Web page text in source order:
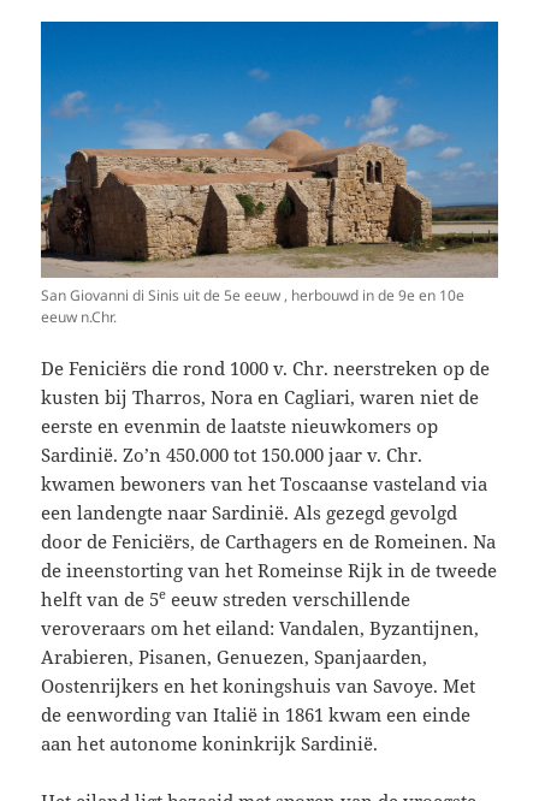
San Giovanni di Sinis uit de 5e eeuw , herbouwd in de 9e en 10e
eeuw n.Chr.
De Feniciërs die rond 1000 v. Chr. neerstreken op de
kusten bij Tharros, Nora en Cagliari, waren niet de
eerste en evenmin de laatste nieuwkomers op
Sardinië. Zo’n 450.000 tot 150.000 jaar v. Chr.
kwamen bewoners van het Toscaanse vasteland via
een landengte naar Sardinië. Als gezegd gevolgd
door de Feniciërs, de Carthagers en de Romeinen. Na
de ineenstorting van het Romeinse Rijk in de tweede
helft van de 5e eeuw streden verschillende
veroveraars om het eiland: Vandalen, Byzantijnen,
Arabieren, Pisanen, Genuezen, Spanjaarden,
Oostenrijkers en het koningshuis van Savoye. Met
de eenwording van Italië in 1861 kwam een einde
aan het autonome koninkrijk Sardinië.